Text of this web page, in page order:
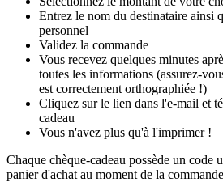
Entrez le nom du destinataire ainsi
personnel
Validez la commande
Vous recevez quelques minutes
toutes les informations (assurez-
est correctement orthographiée !)
Cliquez sur le lien dans l'e-mail et
cadeau
Vous n'avez plus qu'à l'imprimer !
Chaque chèque-cadeau possède un code
panier d'achat au moment de la